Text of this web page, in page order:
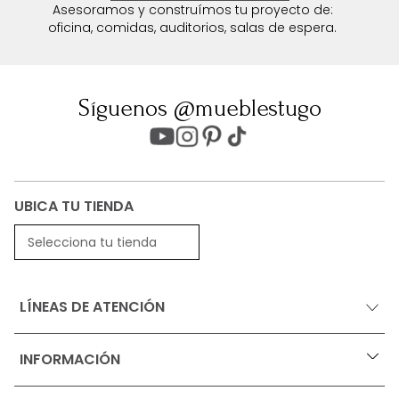
Asesoramos y construímos tu proyecto de:
oficina, comidas, auditorios, salas de espera.
Síguenos @mueblestugo
UBICA TU TIENDA
Selecciona tu tienda
LÍNEAS DE ATENCIÓN
INFORMACIÓN +